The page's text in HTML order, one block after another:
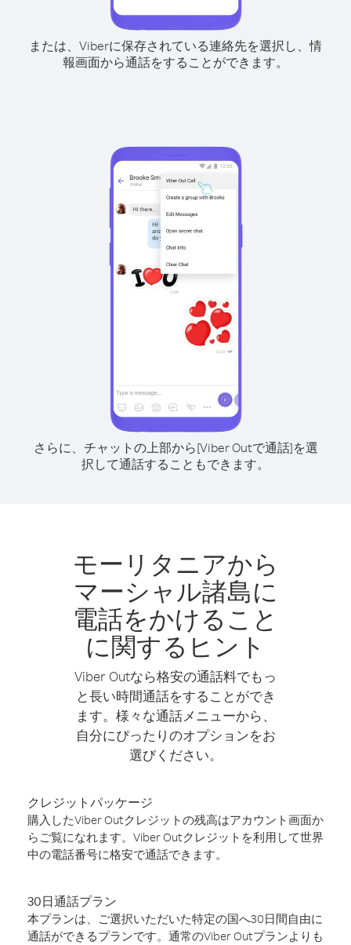
または、Viberに保存されている連絡先を選択し、情
報画面から通話をすることができます。
さらに、チャットの上部から[Viber Outで通話]を選
択して通話することもできます。
モーリタニアから
マーシャル諸島に
電話をかけること
に関するヒント
Viber Outなら格安の通話料でもっ
と長い時間通話をすることができ
ます。様々な通話メニューから、
自分にぴったりのオプションをお
選びください。
クレジットパッケージ
購入したViber Outクレジットの残高はアカウント画面か
らご覧になれます。Viber Outクレジットを利用して世界
中の電話番号に格安で通話できます。
30日通話プラン
本プランは、ご選択いただいた特定の国へ30日間自由に
通話ができるプランです。通常のViber Outプランよりも